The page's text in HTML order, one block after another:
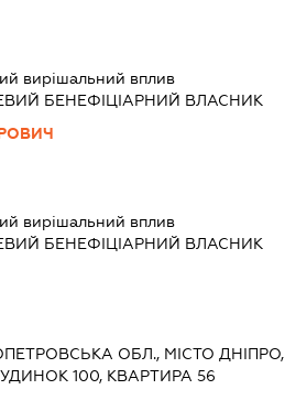
вирішальний вплив
БЕНЕФІЦІАРНИЙ ВЛАСНИК
вирішальний вплив
БЕНЕФІЦІАРНИЙ ВЛАСНИК
ОБЛ., МІСТО ДНІПРО,
100, КВАРТИРА 56